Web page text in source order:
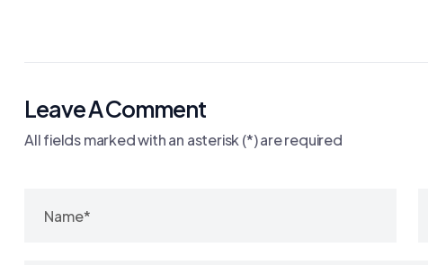
Leave A Comment
All fields marked with an asterisk (*) are required